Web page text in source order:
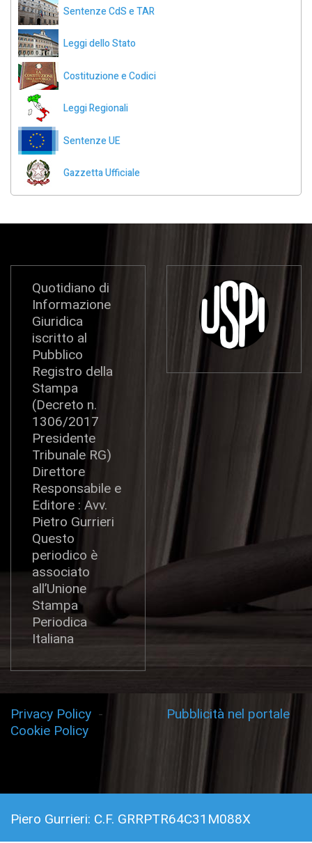
Sentenze CdS e TAR
Leggi dello Stato
Costituzione e Codici
Leggi Regionali
Sentenze UE
Gazzetta Ufficiale
Quotidiano di
Informazione
Giuridica
iscritto al
Pubblico
Registro della
Stampa
(Decreto n.
1306/2017
Presidente
Tribunale RG)
Direttore
Responsabile e
Editore : Avv.
Pietro Gurrieri
Questo
periodico è
associato
all’Unione
Stampa
Periodica
Italiana
Privacy Policy -
Cookie Policy
Pubblicità nel portale
Piero Gurrieri: C.F. GRRPTR64C31M088X